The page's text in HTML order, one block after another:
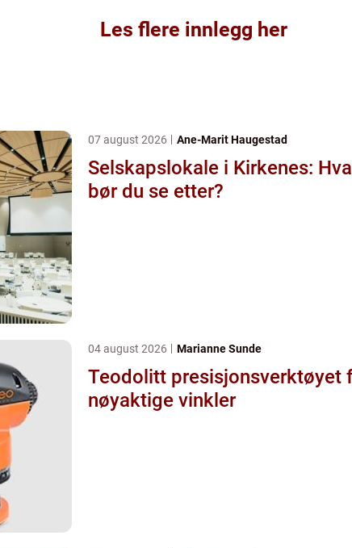
Les flere innlegg her
07 august 2026 Ane-Marit Haugestad
Selskapslokale i Kirkenes: Hva
bør du se etter?
04 august 2026 Marianne Sunde
Teodolitt presisjonsverktøyet for
nøyaktige vinkler